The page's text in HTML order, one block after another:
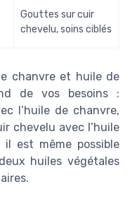
Gouttes sur cuir
chevelu, soins ciblés
chanvre et huile de
de vos besoins :
l’huile de chanvre,
chevelu avec l’huile
est même possible
huiles végétales